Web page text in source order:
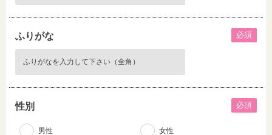
ふりがな 必須
性別 必須
男性 女性